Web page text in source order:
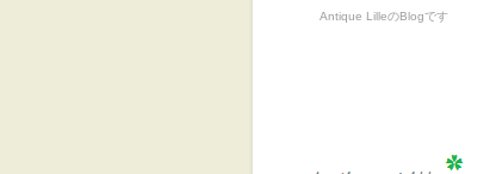
Antique LilleのBlogです